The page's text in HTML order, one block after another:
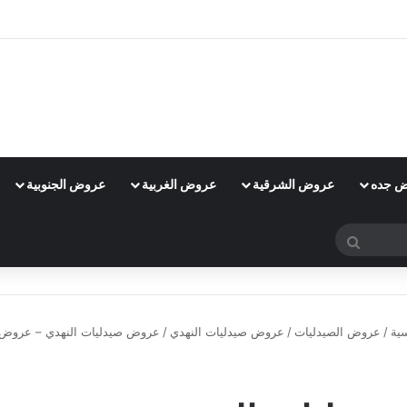
جده عروض الشرقية عروض الغربية عروض الجنوبية
بحث
/ عروض الصيدليات / عروض صيدليات النهدي / عروض صيدليات النهدي –